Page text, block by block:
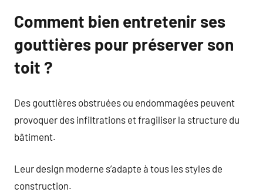
Comment bien entretenir ses
gouttières pour préserver son
toit ?
Des gouttières obstruées ou endommagées peuvent
provoquer des infiltrations et fragiliser la structure du
bâtiment.
Leur design moderne s’adapte à tous les styles de
construction.